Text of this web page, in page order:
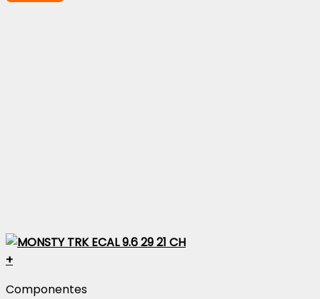
+
Componentes